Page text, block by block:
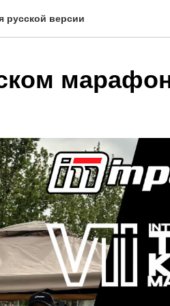
русской версии